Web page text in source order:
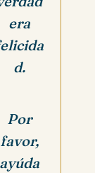
era
d.
Por
favor,
ayúda